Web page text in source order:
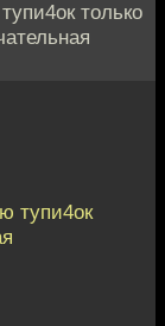
только
тупи4ок